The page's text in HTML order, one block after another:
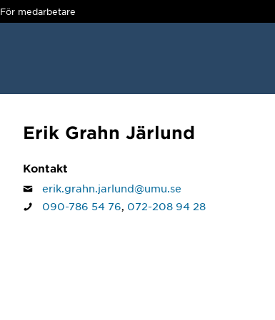
För medarbetare
Erik Grahn Järlund
Kontakt
erik.grahn.jarlund@umu.se
090-786 54 76 072-208 94 28